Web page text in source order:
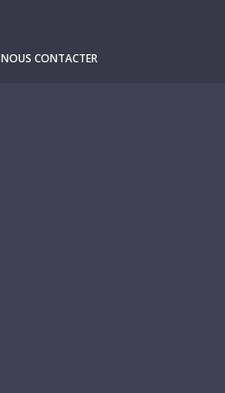
NOUS CONTACTER